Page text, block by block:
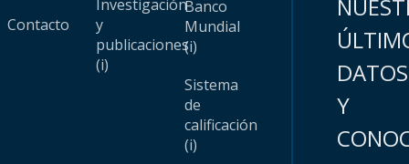
Contacto
Investigación
y
publicaciones
(i)
Banco
Mundial
(i)
Sistema
de
calificación
(i)
DATOS
Y